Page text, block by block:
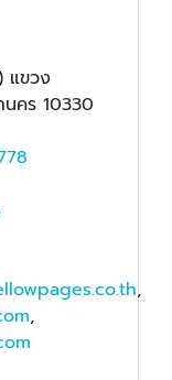
แขวง
คร 10330
,
,